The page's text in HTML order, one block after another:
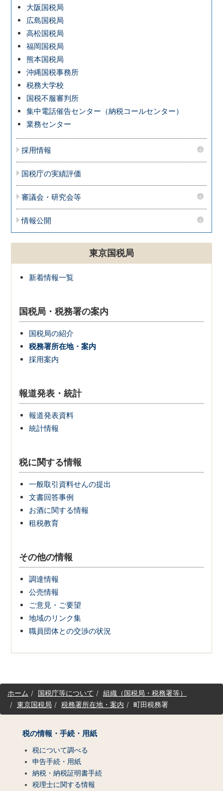
大阪国税局
広島国税局
高松国税局
福岡国税局
熊本国税局
沖縄国税事務所
税務大学校
国税不服審判所
集中電話催告センター（納税コールセンター）
業務センター
採用情報
国税庁の実績評価
審議会・研究会等
情報公開
東京国税局
新着情報一覧
国税局・税務署の案内
国税局の紹介
税務署所在地・案内
採用案内
報道発表・統計
報道発表資料
統計情報
税に関する情報
一般取引資料せんの提出
文書回答事例
お酒に関する情報
租税教育
その他の情報
調達情報
公売情報
ご意見・ご要望
地域のリンク集
職員団体との交渉の状況
サ
イホーム 国税庁等について
組織（国税局・税務署等）
東京国税局
税務署所在地・案内 町田税務署
税の情報・手続・用紙
税について調べる
申告手続・用紙
納税・納税証明書手続
税理士に関する情報